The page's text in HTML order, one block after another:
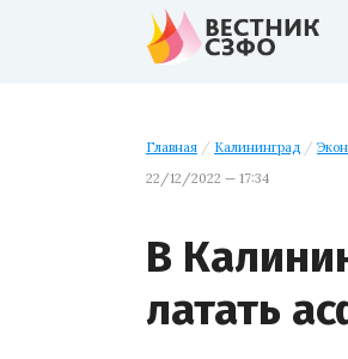
Главная / Калининград /
22/12/2022 — 17:34
В
латать